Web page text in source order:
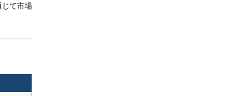
て市場